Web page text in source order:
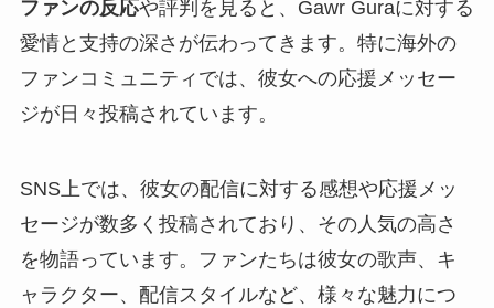
ファンの反応や評判を見ると、Gawr Guraに対する
愛情と支持の深さが伝わってきます。特に海外の
ファンコミュニティでは、彼女への応援メッセー
ジが日々投稿されています。
SNS上では、彼女の配信に対する感想や応援メッ
セージが数多く投稿されており、その人気の高さ
を物語っています。ファンたちは彼女の歌声、キ
ャラクター、配信スタイルなど、様々な魅力につ